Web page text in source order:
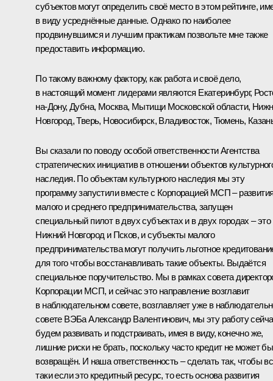
субъектов могут определить своё место в этом рейтинге,
в виду усреднённые данные. Однако по наиболее
продвинувшимся и лучшим практикам позвольте мне также
предоставить информацию.
По такому важному фактору, как работа и своё дело,
в настоящий момент лидерами являются Екатеринбург,
на-Дону, Дубна, Москва, Мытищи Московской области,
Новгород, Тверь, Новосибирск, Владивосток, Тюмень,
Вы сказали по поводу особой ответственности Агентства
стратегических инициатив в отношении объектов
наследия. По объектам культурного наследия мы эту
программу запустили вместе с Корпорацией МСП –
малого и среднего предпринимательства, запущен
специальный пилот в двух субъектах и в двух городах – это
Нижний Новгород и Псков, и субъекты малого
предпринимательства могут получить льготное
для того чтобы восстанавливать такие объекты. Выдаётся
специальное поручительство. Мы в рамках совета
Корпорации МСП, и сейчас это направление возглавит
в наблюдательном совете, возглавляет уже в
совете ВЭБа Александр Валентинович, мы эту работу
будем развивать и подстраивать, имея в виду, конечно же,
лишние риски не брать, поскольку часто кредит не может
возвращён. И наша ответственность – сделать так, чтобы
таки если это кредитный ресурс, то есть основа развития